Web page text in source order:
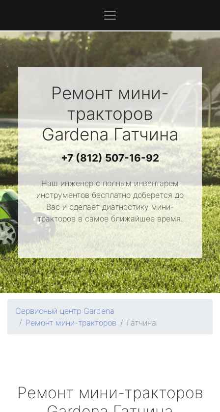
Ремонт мини-
тракторов
GardenaГатчина
+7 (812) 507-16-92
Наш инженер с полным инвентарем
инструментов бесплатно доберется до
Вас и сделает диагностику мини-
тракторов в самое ближайшее время.
Сервисный центр Gardena
Ремонт мини-тракторов
Гатчина
Ремонт мини-тракторов